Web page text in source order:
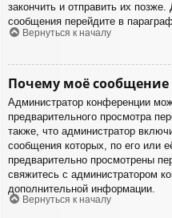
закончить и отправить их позже.
сообщения перейдите в
Вернуться к началу
Почему моё сообщение
Администратор конференции
предварительного просмотра
также, что администратор
сообщения которых, по его или
предварительно просмотрены
свяжитесь с администратором
дополнительной информации.
Вернуться к началу